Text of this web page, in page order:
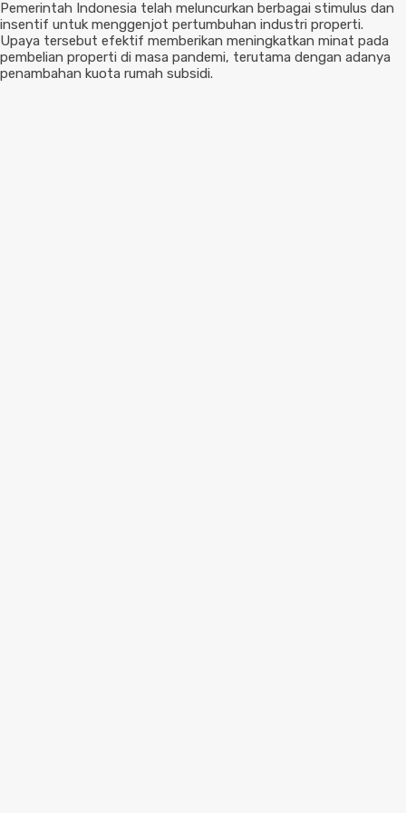
Pemerintah Indonesia telah meluncurkan berbagai stimulus dan
insentif untuk menggenjot pertumbuhan industri properti.
Upaya tersebut efektif memberikan meningkatkan minat pada
pembelian properti di masa pandemi, terutama dengan adanya
penambahan kuota rumah subsidi.